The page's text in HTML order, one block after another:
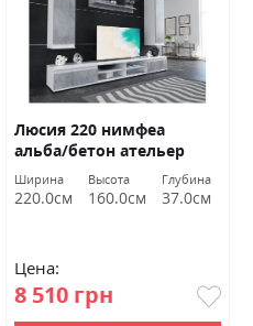
Люсия 220 нимфеа
альба/бетон ательер
Гербор
Ширина
220.0см
Высота
160.0см
Глубина
37.0см
Цена:
8 510 грн